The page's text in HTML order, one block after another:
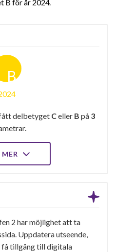
B för år 2024
B
delbetyget Celler B på 3
MER
2 har möjlighet att ta
Uppdatera utseende,
tillgång till digitala